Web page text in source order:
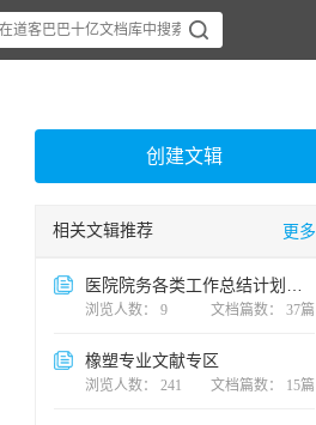
创建文辑
更多
相关文辑推荐
浏览人数： 9 文档篇数： 37篇
橡塑专业文献专区
浏览人数： 241 文档篇数： 15篇